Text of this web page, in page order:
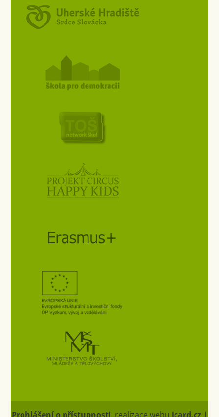
Prohlášení o přístupnosti, realizace webu icard.cz|